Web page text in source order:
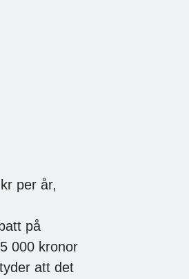
per år,
på
000 kronor
att det